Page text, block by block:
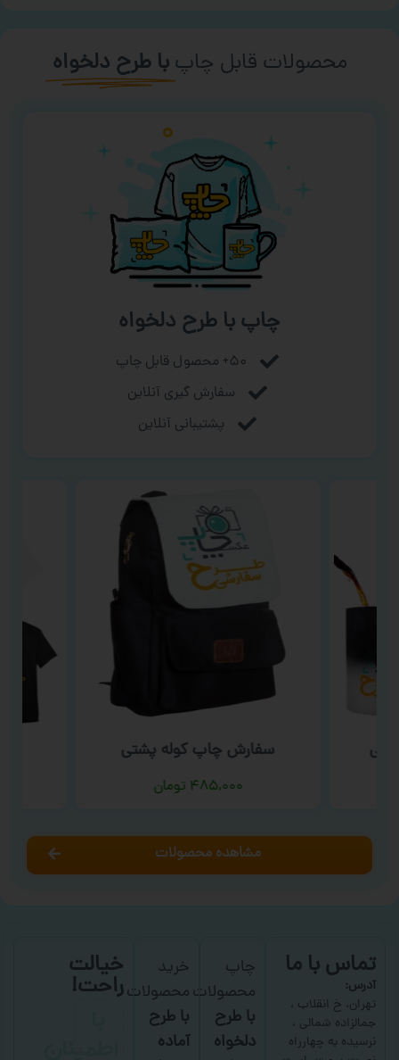
محصولات قابل چاپ با طرح دلخواه
چاپ با طرح دلخواه
۵۰+ محصول قابل چاپ
سفارش گیری آنلاین
پشتیبانی آنلاین
سفارش چاپ کوله پشتی
۴۸۵,۰۰۰ تومان
مشاهده محصولات
تماس با ما
آدرس:
تهران، خ انقلاب ،
جمالزاده شمالی ،
نرسیده به چهارراه
چاپ
محصولات
با طرح
دلخواه
خرید
محصولات
با طرح
آماده
خیالت
راحت!